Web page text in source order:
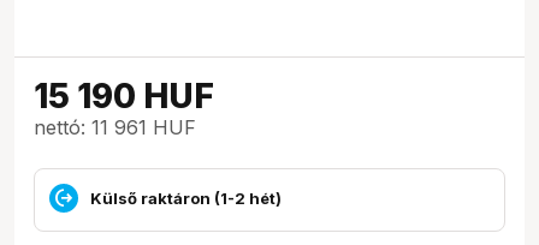
15 190 HUF
nettó: 11 961 HUF
Külső raktáron (1-2 hét)